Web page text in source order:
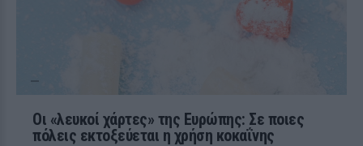
Οι «λευκοί χάρτες» της Ευρώπης: Σε ποιες
πόλεις εκτοξεύεται η χρήση κοκαΐνης